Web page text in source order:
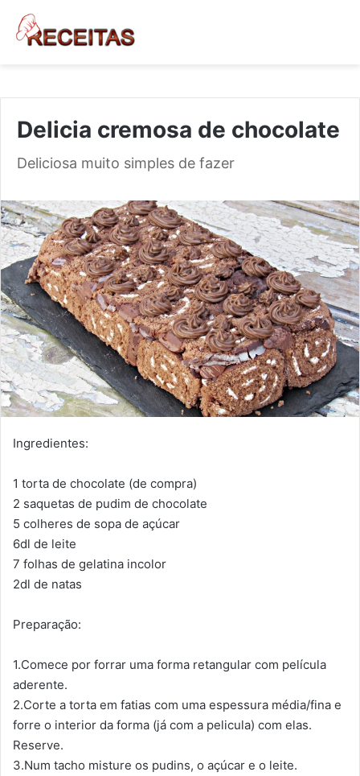
Delicia cremosa de chocolate
Deliciosa muito simples de fazer
Ingredientes:
1 torta de chocolate (de compra)
2 saquetas de pudim de chocolate
5 colheres de sopa de açúcar
6dl de leite
7 folhas de gelatina incolor
2dl de natas
Preparação:
1.Comece por forrar uma forma retangular com película
aderente.
2.Corte a torta em fatias com uma espessura média/fina e
forre o interior da forma (já com a pelicula) com elas.
Reserve.
3.Num tacho misture os pudins, o açúcar e o leite.